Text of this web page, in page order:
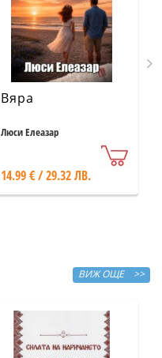
Вяра
Люси Елеазар
14.99 € / 29.32 ЛВ.
ВИЖ ОЩЕ >>